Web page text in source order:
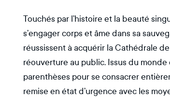
Touchés par l’histoire et la beauté
s’engager corps et âme dans sa
réussissent à acquérir la Cathédrale
réouverture au public. Issus du
parenthèses pour se consacrer
remise en état d’urgence avec les